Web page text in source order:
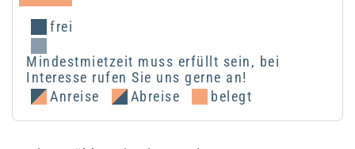
frei
Mindestmietzeit muss erfüllt sein, bei
Interesse rufen Sie uns gerne an!
Anreise
Abreise belegt